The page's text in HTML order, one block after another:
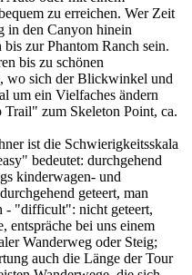
zu erreichen. Wer Zeit
in den Canyon hinein
zur Phantom Ranch sein.
bis zu schönen
wo sich der Blickwinkel und
um ein Vielfaches ändern
zum Skeleton Point, ca.
ist die Schwierigkeitsskala
bedeutet: durchgehend
kinderwagen- und
geteert, man
- "difficult": nicht geteert,
entspräche bei uns einem
Wanderweg oder Steig;
auch die Länge der Tour